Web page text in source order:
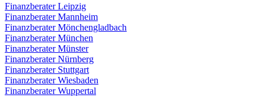
Finanzberater Leipzig
Finanzberater Mannheim
Finanzberater Mönchengladbach
Finanzberater München
Finanzberater Münster
Finanzberater Nürnberg
Finanzberater Stuttgart
Finanzberater Wiesbaden
Finanzberater Wuppertal